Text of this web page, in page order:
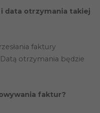
data otrzymania takiej
faktury
otrzymania będzie
faktur?